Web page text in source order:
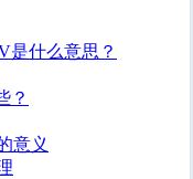
是什么意思？
？
意义